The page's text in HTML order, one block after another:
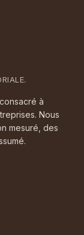
à
Nous
mesuré, des